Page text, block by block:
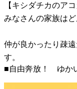
【キシダチカのア
みなさんの家族は
仲が良かったり疎
す。
■自由奔放！ ゆか